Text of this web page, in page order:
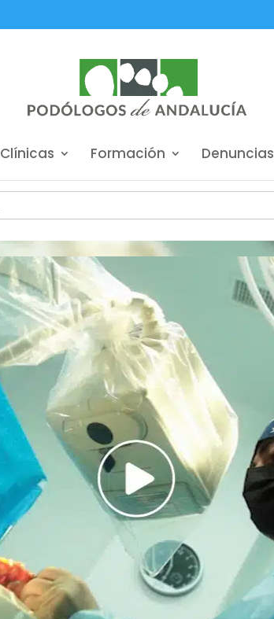
Clínicas Formación Denuncias